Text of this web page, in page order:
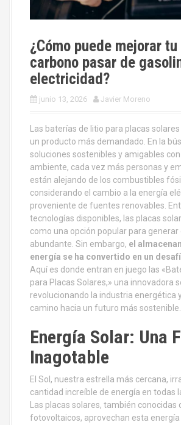
¿Cómo puede mejorar
carbono pasar de
electricidad?
junio 13, 2026 Javier Moreno
Las baterías de litio para placas
un producto más demandado. En la
soluciones sostenibles y amigables
ambiente, cada vez más personas y
están alejando de los combustibles
considerando el cambio a la energía
proveniente de fuentes renovables.
tecnologías disponibles, las placas
como una opción popular para
abundante. Sin embargo, el
energía se ha convertido en un
Aquí es donde entran en juego las
para Placas Solares,» una innovadora
revolucionando la industria energética
camino hacia un futuro más sostenible.
Energía Solar: Una
Inagotable
El Sol, nuestra estrella más cercana,
cantidad increíble de energía en todas
Las placas solares, también conocidas
fotovoltaicos, aprovechan esta energía